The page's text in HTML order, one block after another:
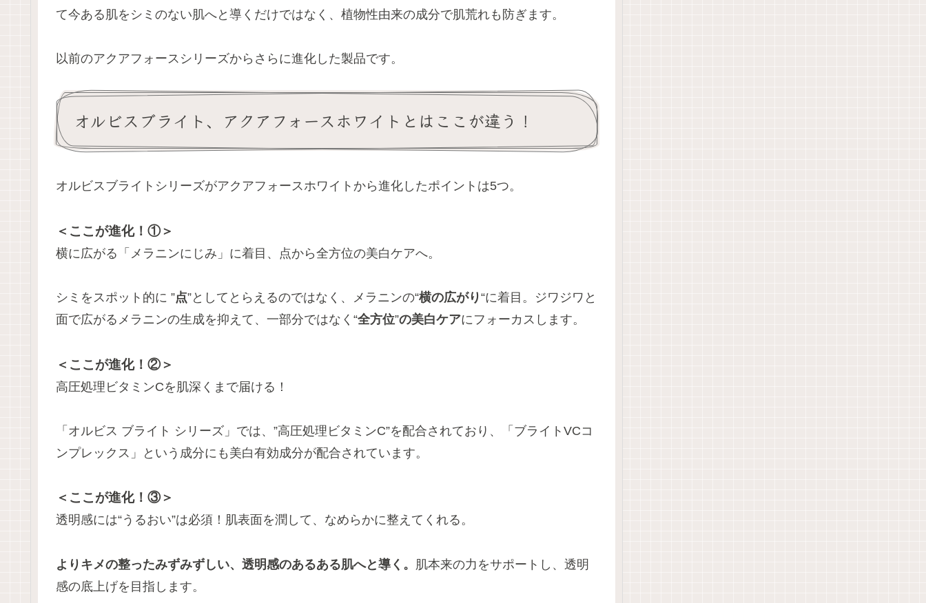
て今ある肌をシミのない肌へと導くだけではなく、植物性由来の成分で肌荒れも防ぎます。
以前のアクアフォースシリーズからさらに進化した製品です。
オルビスブライト、アクアフォースホワイトとはここが違う！
オルビスブライトシリーズがアクアフォースホワイトから進化したポイントは5つ。
＜ここが進化！①＞
横に広がる「メラニンにじみ」に着目、点から全方位の美白ケアへ。
シミをスポット的に ”点”としてとらえるのではなく、メラニンの“横の広がり“に着目。 ジワジワと
面で広がるメラニンの生成を抑えて、一部分ではなく“全方位”の美白ケアにフォーカスします。
＜ここが進化！②＞
高圧処理ビタミンCを肌深くまで届ける！
「オルビス ブライト シリーズ」では、”高圧処理ビタミンC”を配合されており、
「ブライトVCコ
ンプレックス」という成分にも美白有効成分が配合されています。
＜ここが進化！③＞
透明感には“うるおい”は必須！肌表面を潤して、なめらかに整えてくれる。
よりキメの整ったみずみずしい、透明感のあるある肌へと導く。 肌本来の力をサポートし、透明
感の底上げを目指します。